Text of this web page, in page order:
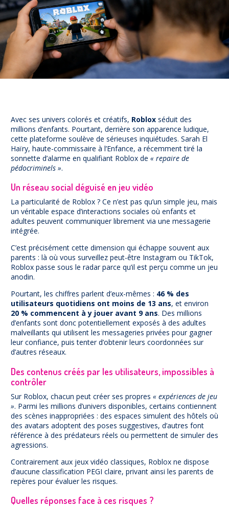
NUAJE : NUmérique et Appropriation par la Jeunesse
Parents Sentinelles des écrans
Pari Risqué : Prévenir l’addiction aux jeux d’argent en
Contact
Avec ses univers colorés et créatifs, Roblox séduit des
millions d’enfants. Pourtant, derrière son apparence ludique,
cette plateforme soulève de sérieuses inquiétudes. Sarah El
Haïry, haute-commissaire à l’Enfance, a récemment tiré la
sonnette d’alarme en qualifiant Roblox de « repaire de
pédocriminels ».
Un réseau social déguisé en jeu vidéo
La particularité de Roblox ? Ce n’est pas qu’un simple jeu, mais
un véritable espace d’interactions sociales où enfants et
adultes peuvent communiquer librement via une messagerie
intégrée.
C’est précisément cette dimension qui échappe souvent aux
parents : là où vous surveillez peut-être Instagram ou TikTok,
Roblox passe sous le radar parce qu’il est perçu comme un jeu
anodin.
Pourtant, les chiffres parlent d’eux-mêmes : 46 % des
utilisateurs quotidiens ont moins de 13 ans, et environ
20 % commencent à y jouer avant 9 ans. Des millions
d’enfants sont donc potentiellement exposés à des adultes
malveillants qui utilisent les messageries privées pour gagner
leur confiance, puis tenter d’obtenir leurs coordonnées sur
d’autres réseaux.
Des contenus créés par les utilisateurs, impossibles à
contrôler
Sur Roblox, chacun peut créer ses propres « expériences de jeu
». Parmi les millions d’univers disponibles, certains contiennent
des scènes inappropriées : des espaces simulent des hôtels où
des avatars adoptent des poses suggestives, d’autres font
référence à des prédateurs réels ou permettent de simuler des
agressions.
Contrairement aux jeux vidéo classiques, Roblox ne dispose
d’aucune classification PEGI claire, privant ainsi les parents de
repères pour évaluer les risques.
Quelles réponses face à ces risques ?